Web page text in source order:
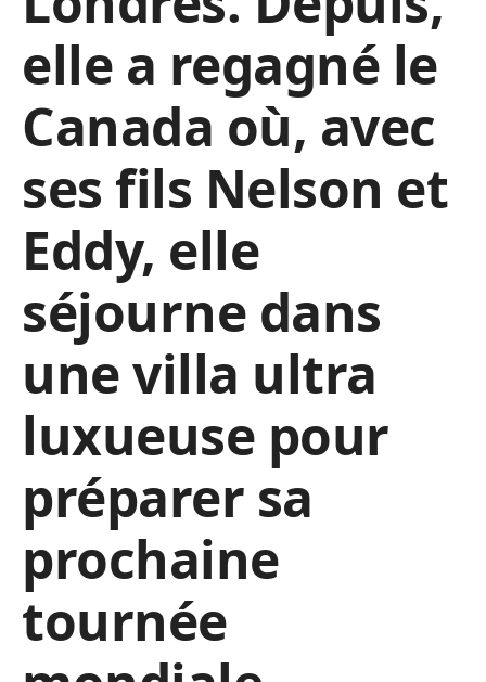
elle a regagné le
Canada où, avec
ses fils Nelson et
Eddy, elle
séjourne dans
une villa ultra
luxueuse pour
préparer sa
prochaine
tournée